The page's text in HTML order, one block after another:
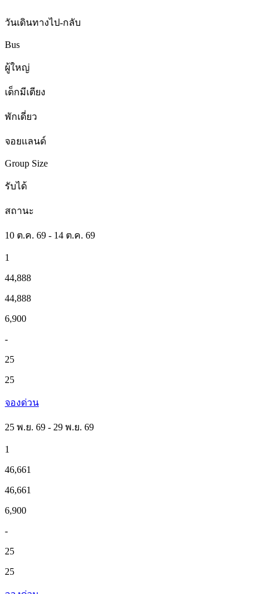
วันเดินทางไป-กลับ
Bus
ผู้ใหญ่
เด็กมีเตียง
พักเดี่ยว
จอยแลนด์
Group Size
รับได้
สถานะ
10 ต.ค. 69 - 14 ต.ค. 69
1
44,888
44,888
6,900
-
25
25
จองด่วน
25 พ.ย. 69 - 29 พ.ย. 69
1
46,661
46,661
6,900
-
25
25